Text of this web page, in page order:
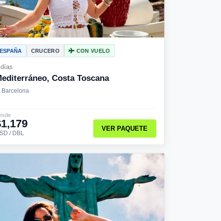
CRUCERO CON VUELO
Costa Toscana
Barcelona
/ DBL
VER PAQUETE